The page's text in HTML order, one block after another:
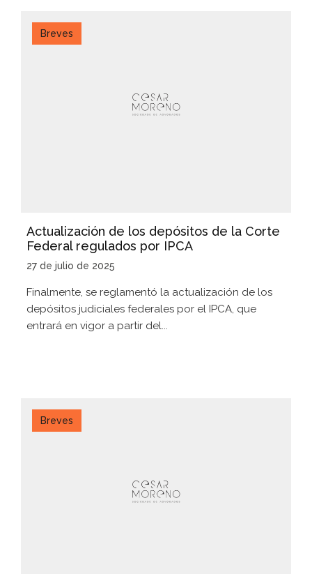
Breves
Actualización de los depósitos de la Corte
Federal regulados por IPCA
27 de julio de 2025
Finalmente, se reglamentó la actualización de los
depósitos judiciales federales por el IPCA, que
entrará en vigor a partir del...
Breves